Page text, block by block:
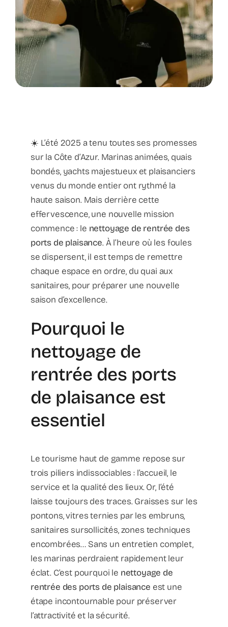
☀️ L’été 2025 a tenu toutes ses promesses
sur la Côte d’Azur. Marinas animées, quais
bondés, yachts majestueux et plaisanciers
venus du monde entier ont rythmé la
haute saison. Mais derrière cette
effervescence, une nouvelle mission
commence : le nettoyage de rentrée des
ports de plaisance. À l’heure où les foules
se dispersent, il est temps de remettre
chaque espace en ordre, du quai aux
sanitaires, pour préparer une nouvelle
saison d’excellence.
Pourquoi le
nettoyage de
rentrée des ports
de plaisance est
essentiel
Le tourisme haut de gamme repose sur
trois piliers indissociables : l’accueil, le
service et la qualité des lieux. Or, l’été
laisse toujours des traces. Graisses sur les
pontons, vitres ternies par les embruns,
sanitaires sursollicités, zones techniques
encombrées… Sans un entretien complet,
les marinas perdraient rapidement leur
éclat. C’est pourquoi le nettoyage de
rentrée des ports de plaisance est une
étape incontournable pour préserver
l’attractivité et la sécurité.